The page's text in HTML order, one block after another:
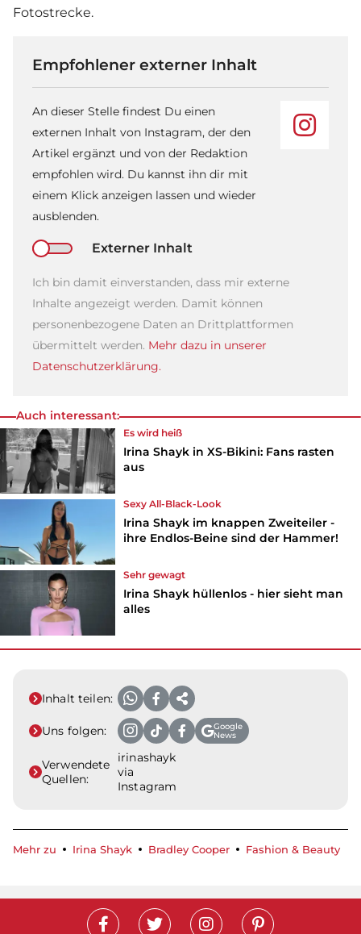
Fotostrecke.
Empfohlener externer Inhalt
An dieser Stelle findest Du einen
externen Inhalt von Instagram, der den
Artikel ergänzt und von der Redaktion
empfohlen wird. Du kannst ihn dir mit
einem Klick anzeigen lassen und wieder
ausblenden.
Externer Inhalt
Ich bin damit einverstanden, dass mir externe
Inhalte angezeigt werden. Damit können
personenbezogene Daten an Drittplattformen
übermittelt werden. Mehr dazu in unserer
Datenschutzerklärung.
Auch interessant:
Es wird heiß
Irina Shayk in XS-Bikini: Fans rasten
aus
Sexy All-Black-Look
Irina Shayk im knappen Zweiteiler -
ihre Endlos-Beine sind der Hammer!
Sehr gewagt
Irina Shayk hüllenlos - hier sieht man
alles
Inhalt teilen:
Uns folgen:
Google
News
Verwendete
Quellen:
irinashayk
via
Instagram
Mehr zu Irina Shayk Bradley Cooper Fashion & Beauty